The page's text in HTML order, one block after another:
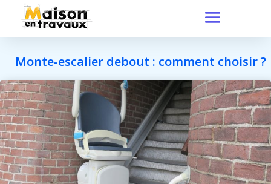
Monte-escalier debout : comment choisir ?